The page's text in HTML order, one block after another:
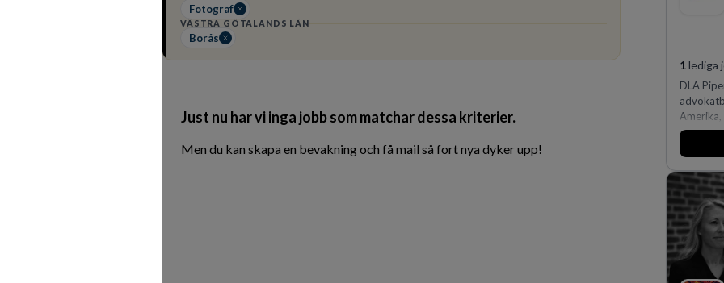
Fotograf
VÄSTRA GÖTALANDS LÄN
Borås
Just nu har vi inga jobb som matchar dessa kriterier.
Men du kan skapa en bevakning och få mail så fort nya dyker upp!
1lediga
DLA
och
fler än
på DLA
effektiv
vi idag